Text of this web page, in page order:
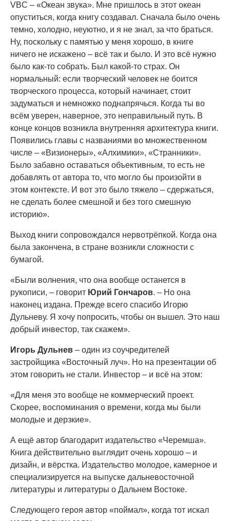
VBC – «Океан звука». Мне пришлось в этот океан
опуститься, когда книгу создавал. Сначала было очень
темно, холодно, неуютно, и я не знал, за что браться.
Ну, поскольку с памятью у меня хорошо, в книге
ничего не искажено – всё так и было. И это всё нужно
было как-то собрать. Был какой-то страх. Он
нормальный: если творческий человек не боится
творческого процесса, который начинает, стоит
задуматься и немножко поднапрячься. Когда ты во
всём уверен, наверное, это неправильный путь. В
конце концов возникла внутренняя архитектура книги.
Появились главы с названиями во множественном
числе – «Визионеры», «Алхимики», «Странники».
Было забавно оставаться объективным, то есть не
добавлять от автора то, что могло бы произойти в
этом контексте. И вот это было тяжело – сдержаться,
не сделать более смешной и без того смешную
историю».
Выход книги сопровождался нервотрёпкой. Когда она
была закончена, в стране возникли сложности с
бумагой.
«Были волнения, что она вообще останется в
рукописи, – говорит Юрий Гончаров. – Но она
наконец издана. Прежде всего спасибо Игорю
Дульневу. Я хочу попросить, чтобы он вышел. Это наш
добрый инвестор, так скажем».
Игорь Дульнев – один из соучредителей
застройщика «Восточный луч». Но на презентации об
этом говорить не стали. Инвестор – и всё на этом:
«Для меня это вообще не коммерческий проект.
Скорее, воспоминания о времени, когда мы были
молодые и дерзкие».
А ещё автор благодарит издательство «Черемша».
Книга действительно выглядит очень хорошо – и
дизайн, и вёрстка. Издательство молодое, камерное и
специализируется на выпуске дальневосточной
литературы и литературы о Дальнем Востоке.
Следующего героя автор «поймал», когда тот искал